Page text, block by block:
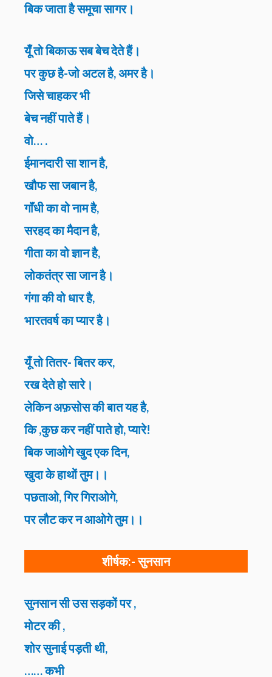
बिक जाता है समूचा सागर।
यूँ तो बिकाऊ सब बेच देते हैं।
पर कुछ है-जो अटल है, अमर है।
जिसे चाहकर भी
बेच नहीं पाते हैं।
वो… .
ईमानदारी सा शान है,
खौफ सा जबान है,
गाॅंधी का वो नाम है,
सरहद का मैदान है,
गीता का वो ज्ञान है,
लोकतंत्र सा जान है।
गंगा की वो धार है,
भारतवर्ष का प्यार है।
यूँ तो तितर- बितर कर,
रख देते हो सारे।
लेकिन अफ़सोस की बात यह है,
कि ,कुछ कर नहीं पाते हो, प्यारे!
बिक जाओगे खुद एक दिन,
खुदा के हाथों तुम।।
पछताओ, गिर गिराओगे,
पर लौट कर न आओगे तुम।।
शीर्षक:-सुनसान
सुनसान सी उस सड़कों पर ,
मोटर की ,
शोर सुनाई पड़ती थी,
…… कभी